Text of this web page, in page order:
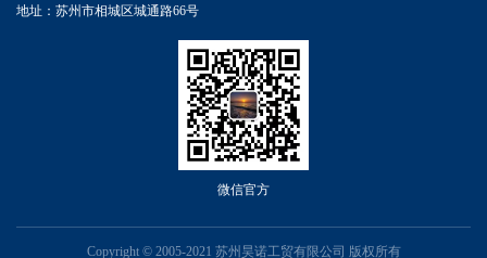
地址：苏州市相城区城通路66号
微信官方
Copyright © 2005-2021 苏州昊诺工贸有限公司 版权所有